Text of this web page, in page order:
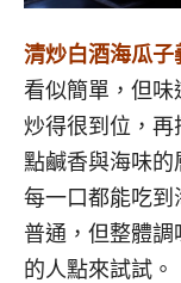
清炒白酒海瓜子
看似簡單，但
炒得很到位，再
點鹹香與海味的
每一口都能吃
普通，但整體
的人點來試試。